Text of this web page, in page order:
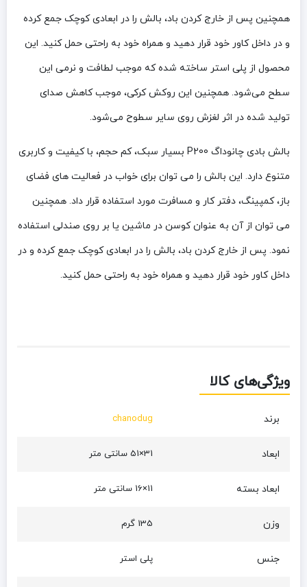
همچنین پس از خارج کردن باد، بالش را در ابعادی کوچک جمع کرده
و در داخل کاور خود قرار دهید و همراه خود به راحتی حمل کنید. این
محصول از پلی‌ استر ساخته شده که موجب لطافت و نرمی این
سطح می‌شود. همچنین این روکش کرکی، موجب کاهش صدای
تولید شده در اثر لغزش روی سایر سطوح می‌شود.
بالش بادی چانوداگ P200 بسیار
سبک، کم حجم، با کیفیت و کاربری
متنوع دارد. این بالش را می توان برای خواب در فعالیت های فضای
باز، کمپینگ، دفتر کار و مسافرت مورد استفاده قرار داد. همچنین
می توان از آن به عنوان کوسن در ماشین یا بر روی صندلی استفاده
نمود. پس از خارج کردن باد، بالش را در ابعادی کوچک جمع کرده و در
داخل کاور خود قرار دهید و همراه خود به راحتی حمل کنید.
ویژگی‌های کالا
برند chanodug
ابعاد 31×51 سانتی متر
ابعاد بسته 11×16 سانتی متر
وزن 135 گرم
جنس پلی استر